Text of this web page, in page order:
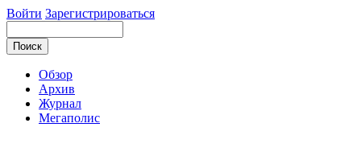
Войти Зарегистрироваться
Обзор
Архив
Журнал
Мегаполис